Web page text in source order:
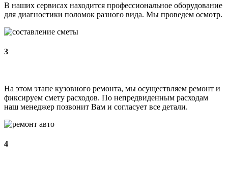
В наших сервисах находится профессиональное оборудование
для диагностики поломок разного вида. Мы проведем осмотр.
3
На этом этапе кузовного ремонта, мы осуществляем ремонт и
фиксируем смету расходов. По непредвиденным расходам
наш менеджер позвонит Вам и согласует все детали.
4